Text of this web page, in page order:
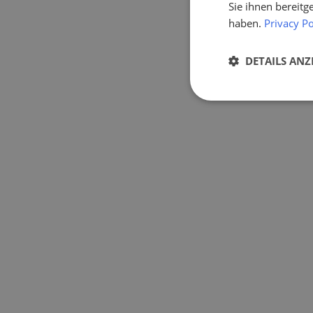
Sie ihnen
haben. Privacy
DETAILS